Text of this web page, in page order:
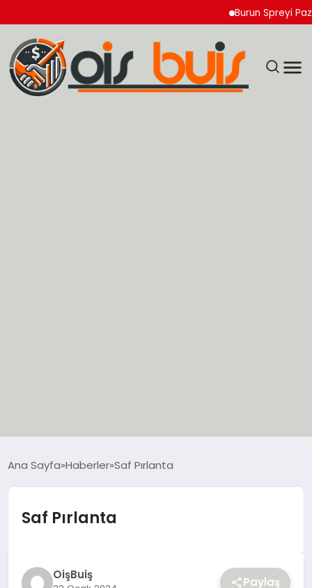
Burun Spreyi
EKONOMİ
GÜNCEL
Ana Sayfa Haberler Saf Pırlanta
Saf Pırlanta
OişBuiş
Paylaş